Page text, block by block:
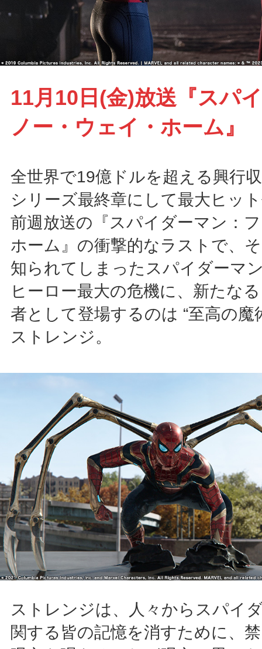
11月10日(金)放送『スパ
ノー・ウェイ・ホーム』
全世界で19億ドルを超える興行
シリーズ最終章にして最大ヒッ
前週放送の『スパイダーマン：
ホーム』の衝撃的なラストで、
知られてしまったスパイダーマ
ヒーロー最大の危機に、新たな
者として登場するのは “至高の魔
ストレンジ。
ストレンジは、人々からスパイ
関する皆の記憶を消すために、